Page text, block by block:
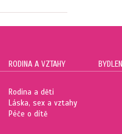
RODINA A VZTAHY
Rodina a děti
Láska, sex a vztahy
Péče o dítě
BYDLENÍ